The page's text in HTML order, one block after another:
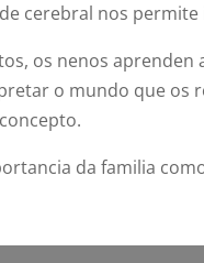
cerebral nos
os nenos
o mundo que os
da familia